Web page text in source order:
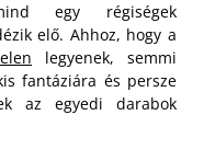
egy régiségek
elő. Ahhoz, hogy a
legyenek, semmi
fantáziára és persze
az egyedi darabok